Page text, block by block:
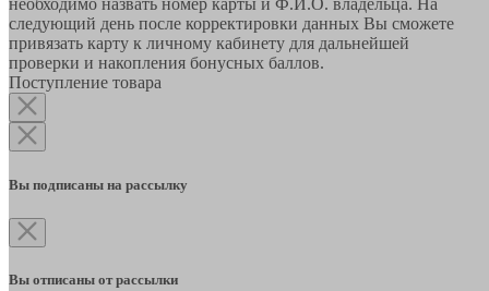
необходимо назвать номер карты и Ф.И.О. владельца. На
следующий день после корректировки данных Вы сможете
привязать карту к личному кабинету для дальнейшей
проверки и накопления бонусных баллов.
Поступление товара
Вы подписаны на рассылку
Вы отписаны от рассылки